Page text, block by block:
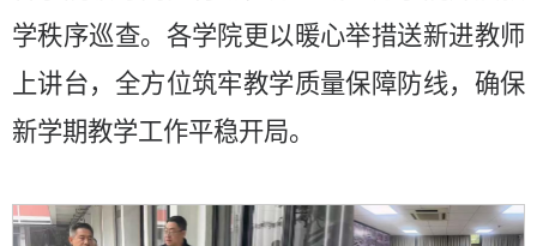
学秩序巡查。 各学院更以暖心举措送新进教师
上讲台，全方位筑牢教学质量保障防线，确保
新学期教学工作平稳开局。